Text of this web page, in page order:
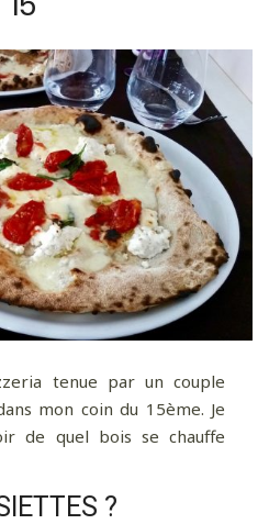
-0,00€
tenue par un couple
mon coin du 15ème. Je
de quel bois se chauffe
?